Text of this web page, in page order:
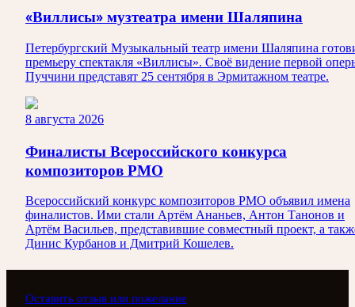
«Виллисы» музтеатра имени Шаляпина
Петербургский Музыкальный театр имени Шаляпина
премьеру спектакля «Виллисы». Своё видение первой
Пуччини представят 25 сентября в Эрмитажном театре.
8 августа 2026
Финалисты Всероссийского конкурса
композиторов РМО
Всероссийский конкурс композиторов РМО объявил имена
финалистов. Ими стали Артём Ананьев, Антон Танонов и
Артём Васильев, представившие совместный проект, а
Динис Курбанов и Дмитрий Кошелев.
Оставить отзыв или пожелание